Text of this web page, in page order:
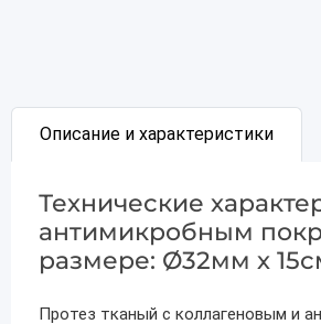
Описание и характеристики
Технические
антимикробным
размере: Ø32мм х
Протез тканый с коллагеновым и